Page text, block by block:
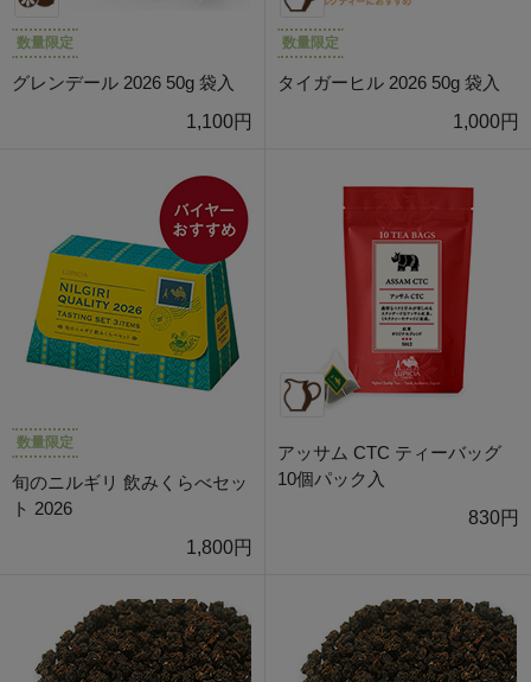
数量限定
グレンデール 2026 50g 袋入
1,100円
数量限定
タイガーヒル 2026 50g 袋入
1,000円
数量限定
旬のニルギリ 飲みくらべセッ
ト 2026
1,800円
アッサム CTC ティーバッグ
10個パック入
830円